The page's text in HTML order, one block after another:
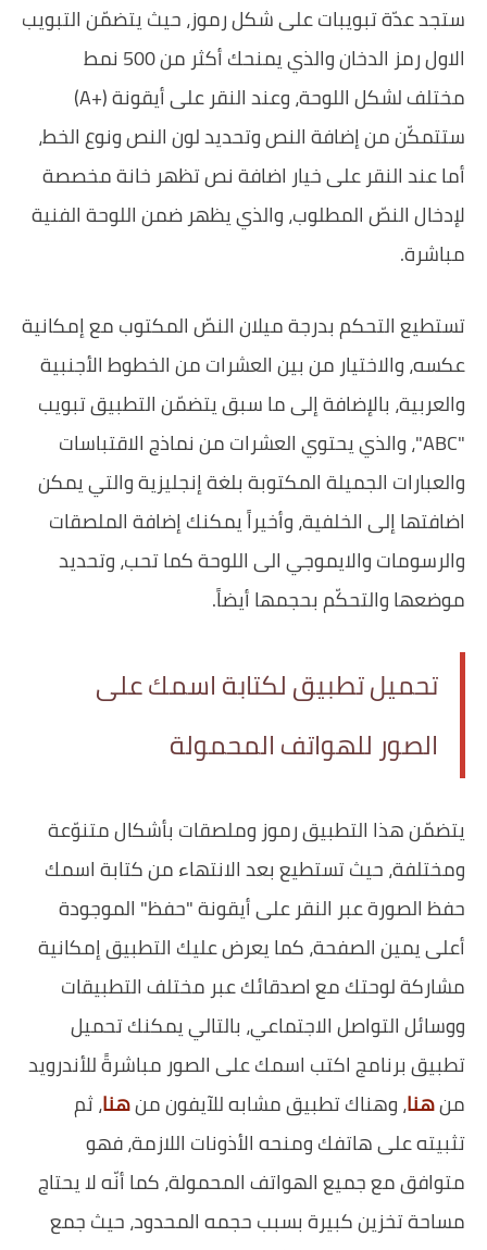
ستجد عدّة تبويبات على شكل رموز، حيث يتضمّن التبويب
الاول رمز الدخان والذي يمنحك أكثر من 500 نمط
مختلف لشكل اللوحة، وعند النقر على أيقونة (+A)
ستتمكّن من إضافة النص وتحديد لون النص ونوع الخط،
أما عند النقر على خيار اضافة نص تظهر خانة مخصصة
لإدخال النصّ المطلوب، والذي يظهر ضمن اللوحة الفنية
مباشرة.
تستطيع التحكم بدرجة ميلان النصّ المكتوب مع إمكانية
عكسه، والاختيار من بين العشرات من الخطوط الأجنبية
والعربية، بالإضافة إلى ما سبق يتضمّن التطبيق تبويب
"ABC"، والذي يحتوي العشرات من نماذج الاقتباسات
والعبارات الجميلة المكتوبة بلغة إنجليزية والتي يمكن
اضافتها إلى الخلفية، وأخيراً يمكنك إضافة الملصقات
والرسومات والايموجي الى اللوحة كما تحب، وتحديد
موضعها والتحكّم بحجمها أيضاً.
تحميل تطبيق لكتابة اسمك على
الصور للهواتف المحمولة
يتضمّن هذا التطبيق رموز وملصقات بأشكال متنوّعة
ومختلفة، حيث تستطيع بعد الانتهاء من كتابة اسمك
حفظ الصورة عبر النقر على أيقونة "حفظ" الموجودة
أعلى يمين الصفحة، كما يعرض عليك التطبيق إمكانية
مشاركة لوحتك مع اصدقائك عبر مختلف التطبيقات
ووسائل التواصل الاجتماعي، بالتالي يمكنك تحميل
تطبيق برنامج اكتب اسمك على الصور مباشرةً للأندرويد
منهنا، وهناك تطبيق مشابه للآيفون منهنا، ثم
تثبيته على هاتفك ومنحه الأذونات اللازمة، فهو
متوافق مع جميع الهواتف المحمولة، كما أنّه لا يحتاج
مساحة تخزين كبيرة بسبب حجمه المحدود، حيث جمع